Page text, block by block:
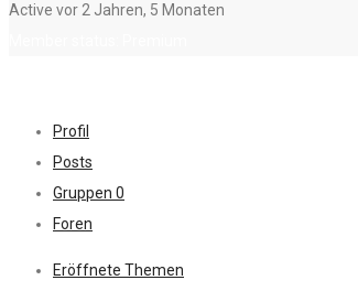
Active vor 2 Jahren, 5 Monaten
Profil
Posts
Gruppen 0
Foren
Eröffnete Themen